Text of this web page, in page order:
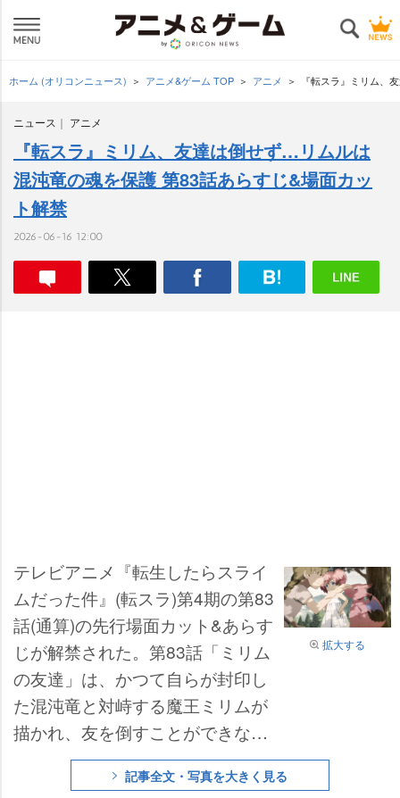
ホーム (オリコンニュース) アニメ&ゲーム TOP アニメ 『転スラ』ミリム、
ニュース アニメ
『転スラ』ミリム、友達は倒せず…リムルは
混沌竜の魂を保護 第83話あらすじ&場面カッ
ト解禁
2026-06-16 12:00
拡大する
テレビアニメ『転生したらスライ
ムだった件』(転スラ)第4期の第83
話(通算)の先行場面カット&あらす
じが解禁された。第83話「ミリム
の友達」は、かつて自らが封印し
た混沌竜と対峙する魔王ミリムが
描かれ、友を倒すことができない
というミリムのため、リムルは混
沌竜の中に残った魂の保護を狙う
記事全文・写真を大きく見る